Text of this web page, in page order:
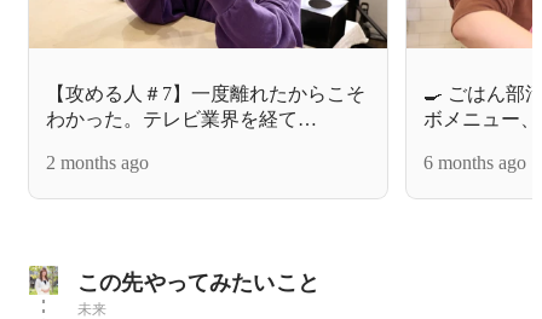
【攻める人＃7】一度離れたからこそ
わかった。テレビ業界を経て
2 months ago
🍳 ごはん部
ボメニュー
6 months ago
この先やってみたいこと
未来